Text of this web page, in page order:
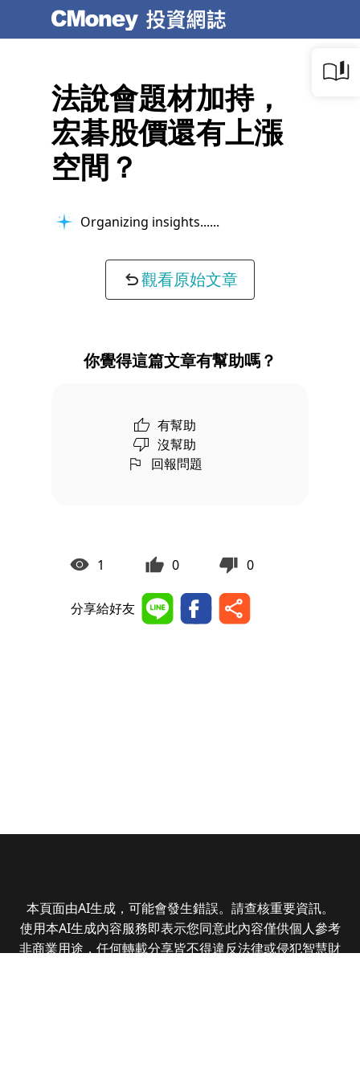
法說會題材加持，
宏碁股價還有上漲
空間？
Organizing insights...
觀看原始文章
你覺得這篇文章有幫助嗎？
有幫助
沒幫助
回報問題
1 0 0
分享給好友
本頁面由AI生成，可能會發生錯誤。請查核重要資訊。
使用本AI生成內容服務即表示您同意此內容僅供個人參考
非商業用途，任何轉載分享皆不得違反法律或侵犯智慧財